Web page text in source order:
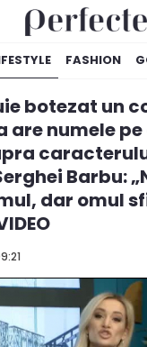
FASHION
botezat un
numele
Barbu:
dar omul